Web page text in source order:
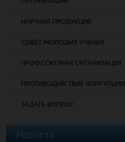
НАУЧНАЯ ПРОДУКЦИЯ
СОВЕТ МОЛОДЫХ УЧЕНЫХ
ПРОФСОЮЗНАЯ ОРГАНИЗАЦИЯ
ПРОТИВОДЕЙСТВИЕ КОРРУПЦИИ
ЗАДАТЬ ВОПРОС
Новости